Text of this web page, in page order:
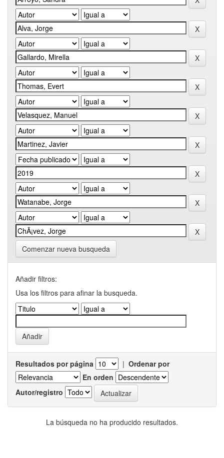
Comenzar nueva busqueda
Añadir filtros:
Usa los filtros para afinar la busqueda.
Resultados por página | Ordenar por
En orden
Autor/registro
La búsqueda no ha producido resultados.